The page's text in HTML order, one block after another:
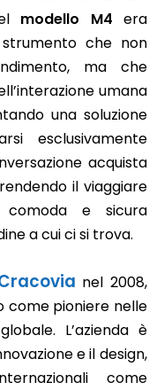
modello M4 era
che non
ma che
umana
una soluzione
esclusivamente
acquista
il viaggiare
comoda e sicura
a cui ci si trova.
nel 2008,
come pioniere nelle
L’azienda è
e il design,
come